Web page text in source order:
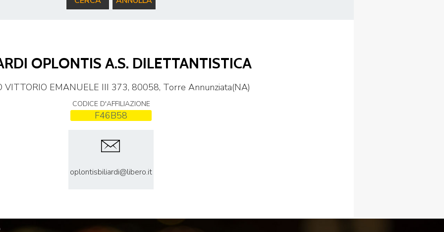
CENTRO STUDI E
TECNICA
EVENTI COVID-19
OPLONTIS A.S. DILETTANTISTICA
VITTORIO EMANUELE III 373, 80058, Torre Annunziata(NA)
CODICE D'AFFILIAZIONE
F46B58
oplontisbiliardi@libero.it